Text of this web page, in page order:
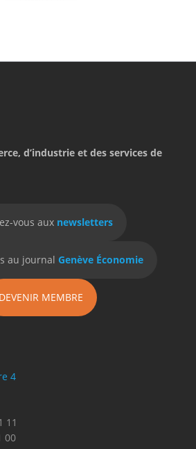
d’industrie et des services de
vous aux newsletters
au journal Genève Économie
DEVENIR MEMBRE
4
11
00